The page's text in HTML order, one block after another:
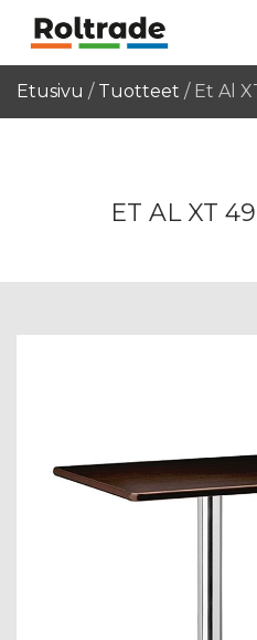
Etusivu / Tuotteet / Et Al
ET AL XT